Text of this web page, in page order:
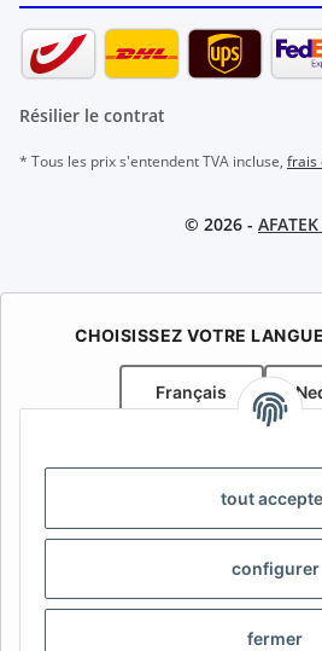
tout
configurer
fermer
Résilier le contrat
* Tous les prix s'entendent TVA incluse, frais
© 2026 -
CHOISISSEZ VOTRE
Français
specialist in onderdelen voor
Contact:
AFATEK INTERNATIONAL – SELECT
CHOISIR LA RÉGION ET LA LANGUE |